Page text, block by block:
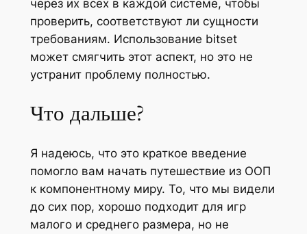
через их всех в каждой системе, чтобы
проверить, соответствуют ли сущности
требованиям. Использование bitset
может смягчить этот аспект, но это не
устранит проблему полностью.
Что дальше?
Я надеюсь, что это краткое введение
помогло вам начать путешествие из ООП
к компонентному миру. То, что мы видели
до сих пор, хорошо подходит для игр
малого и среднего размера, но не